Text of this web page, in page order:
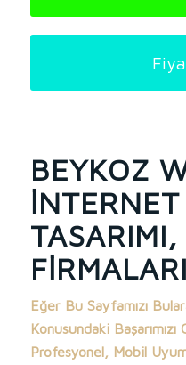
BEYKOZ
İNTERNET
FIRMALARI
Eğer Bu Sayfamızı
Konusundaki Başarımızı
Profesyonel, Mobil